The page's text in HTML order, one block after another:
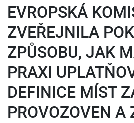
EVROPSKÁ
ZVEŘEJNILA
ZPŮSOBU, JAK
PRAXI
DEFINICE MÍST
PROVOZOVEN A